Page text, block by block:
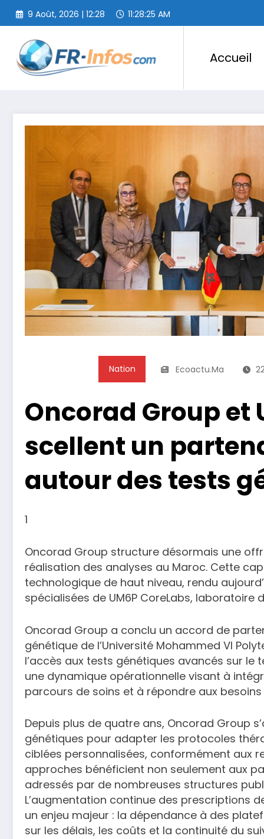
Aller
contenu
9 Août, 2026 | 12:28 11:28:26 AM
Accueil
Nation Ecoactu.ma
Oncorad Group et
scellent un
autour des tests
1
Oncorad Group structure désormais une
réalisation des analyses au Maroc. Cette
technologique de haut niveau, rendu
spécialisées de UM6P CoreLabs, laboratoire
Oncorad Group a conclu un accord de
génétique de l’Université Mohammed VI
l’accès aux tests génétiques avancés sur le
une dynamique opérationnelle visant à
parcours de soins et à répondre aux
Depuis plus de quatre ans, Oncorad Group
génétiques pour adapter les protocoles
ciblées personnalisées, conformément aux
approches bénéficient non seulement aux
adressés par de nombreuses structures
L’augmentation continue des prescriptions
un enjeu majeur : la dépendance à des
sur les délais, les coûts et la continuité du